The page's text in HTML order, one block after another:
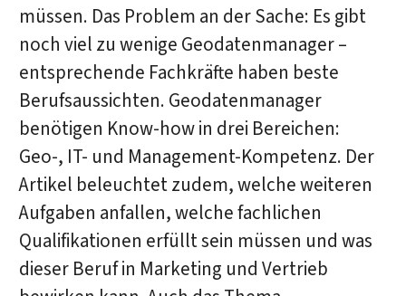
müssen. Das Problem an der Sache: Es gibt
noch viel zu wenige Geodatenmanager –
entsprechende Fachkräfte haben beste
Berufsaussichten. Geodatenmanager
benötigen Know-how in drei Bereichen:
Geo-, IT- und Management-Kompetenz. Der
Artikel beleuchtet zudem, welche weiteren
Aufgaben anfallen, welche fachlichen
Qualifikationen erfüllt sein müssen und was
dieser Beruf in Marketing und Vertrieb